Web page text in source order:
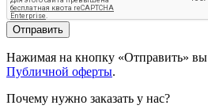
Отправить
Нажимая на кнопку «Отправить»
Публичной оферты.
Почему нужно заказать у нас?